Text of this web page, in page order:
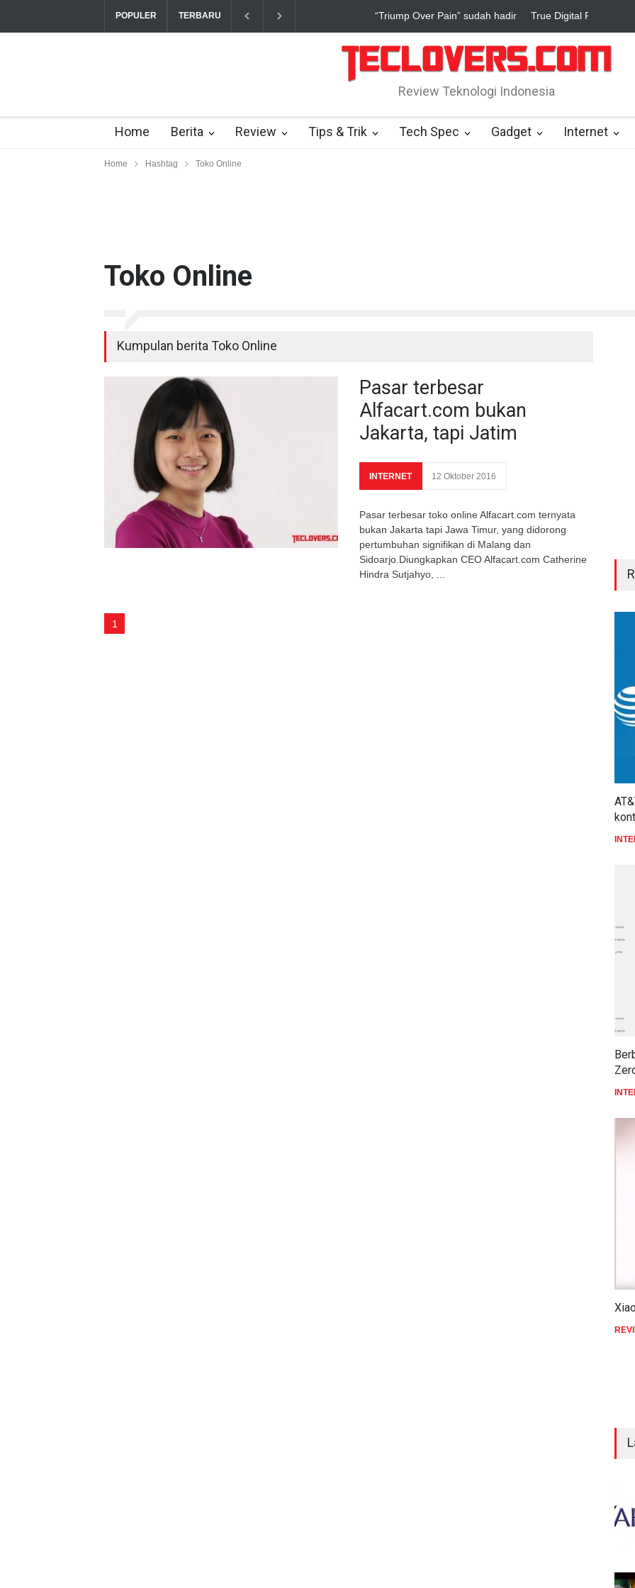
POPULER TERBARU
“Triump Over Pain” sudah hadir True Digital Plus janji dukung pengembang game Indonesia
Review Teknologi Indonesia
Home Berita Review Tips & Trik Tech Spec Gadget Internet
Home Hashtag Toko Online
Toko Online
Kumpulan berita Toko Online
Pasar terbesar
Alfacart.com bukan
Jakarta, tapi Jatim
INTERNET 12 Oktober 2016
Pasar terbesar toko online Alfacart.com ternyata
bukan Jakarta tapi Jawa Timur, yang didorong
pertumbuhan signifikan di Malang dan
Sidoarjo.Diungkapkan CEO Alfacart.com Catherine
Hindra Sutjahyo, ...
1